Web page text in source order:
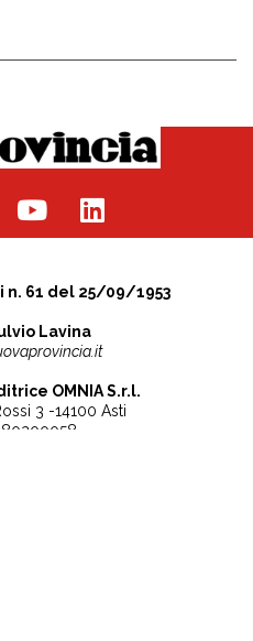
n. 61 del 25/09/1953
Lavina
OMNIA S.r.l.
3 -14100 Asti